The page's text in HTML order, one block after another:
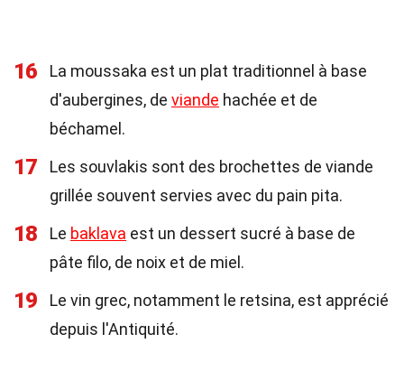
16
La moussaka est un plat traditionnel à base
d'aubergines, de viande hachée et de
béchamel.
17
Les souvlakis sont des brochettes de viande
grillée souvent servies avec du pain pita.
18 Le baklava est un dessert sucré à base de
pâte filo, de noix et de miel.
19
Le vin grec, notamment le retsina, est apprécié
depuis l'Antiquité.